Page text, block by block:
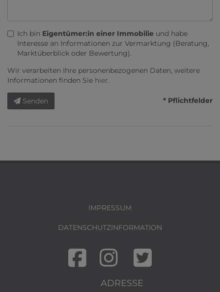
Ich bin Eigentümer:in einer Immobilie und habe
Interesse an Informationen zur Vermarktung (Beratung,
Marktüberblick oder Bewertung).
Wir verarbeiten Ihre personenbezogenen Daten, weitere
Informationen finden Sie hier.
Senden * Pflichtfelder
IMPRESSUM
DATENSCHUTZINFORMATION
ADRESSE